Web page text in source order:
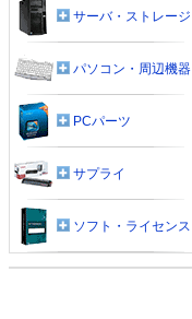
サーバ・ストレージ
パソコン・周辺機器
PCパーツ
サプライ
ソフト・ライセンス